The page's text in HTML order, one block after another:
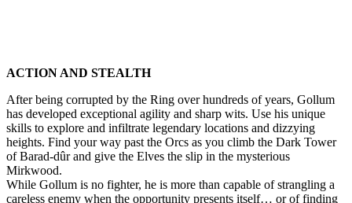
ACTION AND STEALTH
After being corrupted by the Ring over hundreds of years, Gollum
has developed exceptional agility and sharp wits. Use his unique
skills to explore and infiltrate legendary locations and dizzying
heights. Find your way past the Orcs as you climb the Dark Tower
of Barad-dûr and give the Elves the slip in the mysterious
Mirkwood.
While Gollum is no fighter, he is more than capable of strangling a
careless enemy when the opportunity presents itself… or of finding